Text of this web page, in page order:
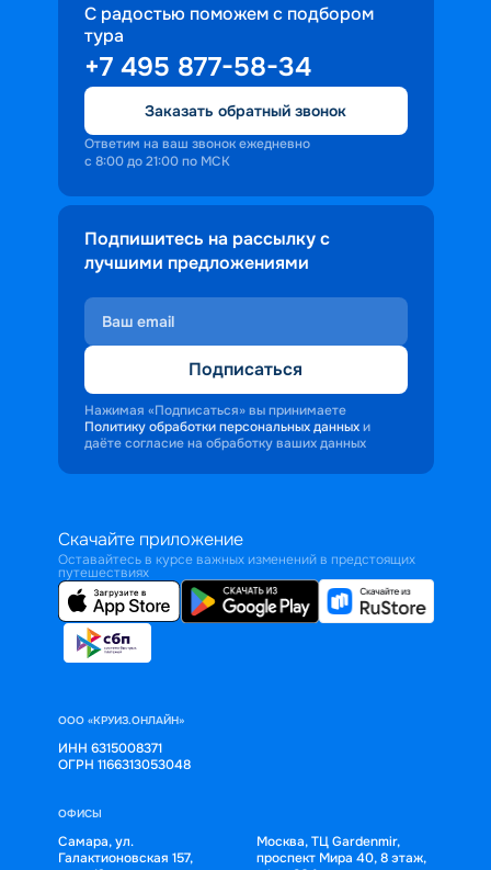
С радостью поможем с подбором
тура
+7 495 877-58-34
Заказать обратный звонок
Ответим на ваш звонок ежедневно
с 8:00 до 21:00 по МСК
Подпишитесь на рассылку с
лучшими предложениями
Подписаться
Нажимая «Подписаться» вы принимаете
Политику обработки персональных данных и
даёте согласие на обработку ваших данных
Скачайте приложение
Оставайтесь в курсе важных изменений в предстоящих
путешествиях
ООО «КРУИЗ.ОНЛАЙН»
ИНН 6315008371
ОГРН 1166313053048
ОФИСЫ
Самара, ул.
Галактионовская 157,
Москва, ТЦ Gardenmir,
проспект Мира 40, 8 этаж,